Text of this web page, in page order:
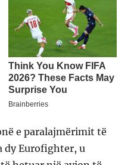
e paralajmërimit të
dy Eurofighter, u